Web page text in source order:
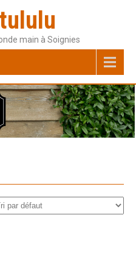
main à Soignies